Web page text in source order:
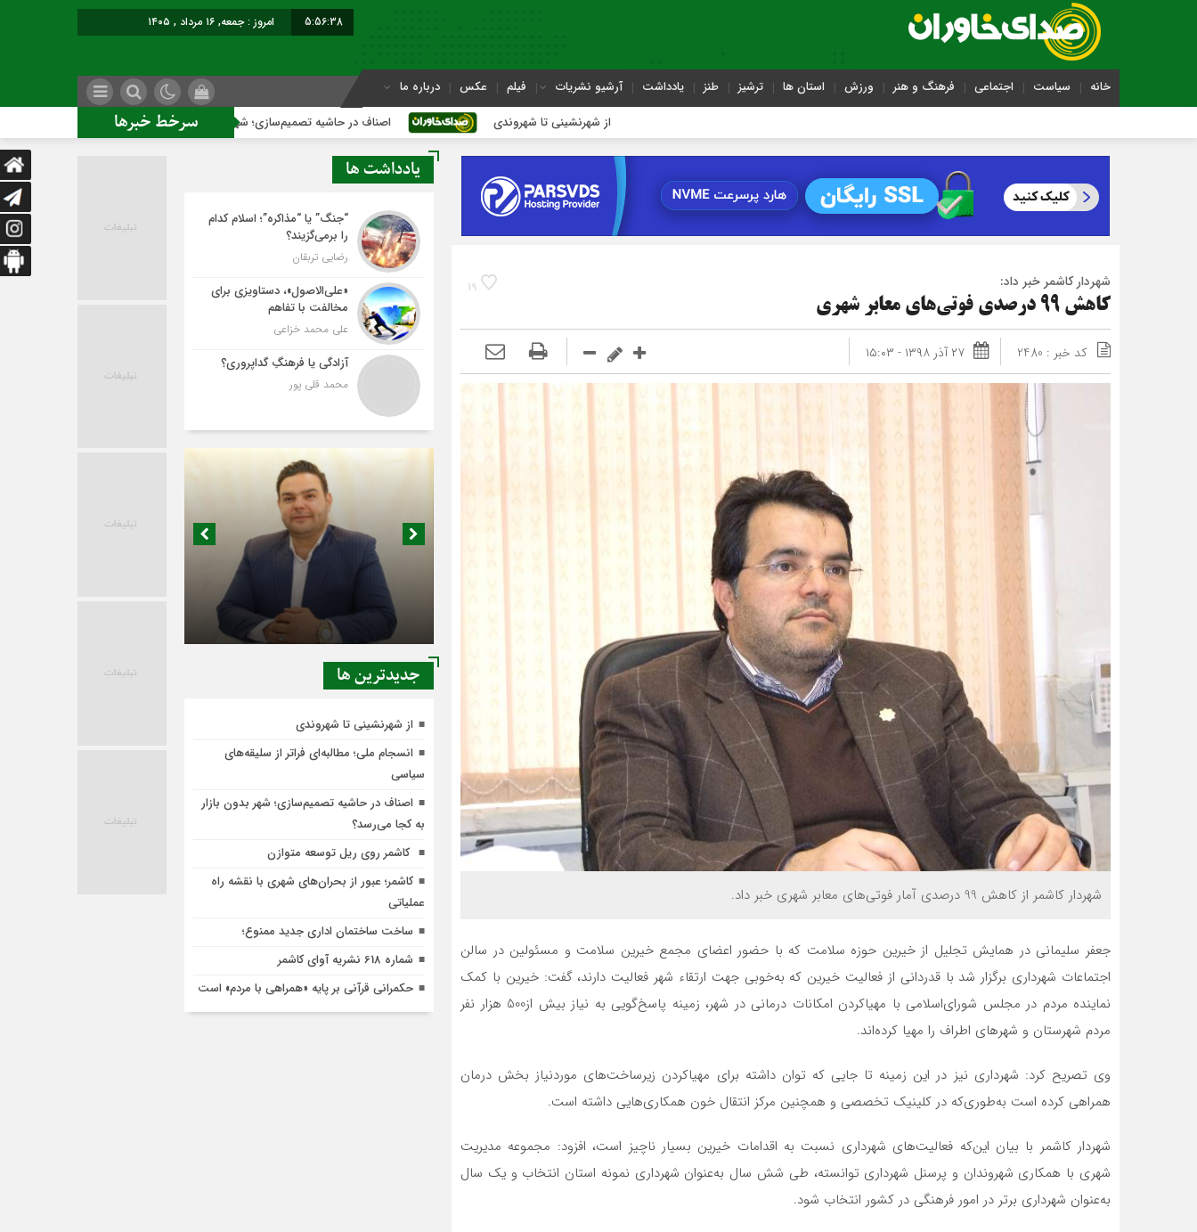
5:56:39 امروز : جمعه, ۱۶ مرداد , ۱۴۰۵
خانه سیاست اجتماعی فرهنگ و هنر ورزش استان ها ترشیز طنز یادداشت آرشیو نشریات فیلم عکس درباره ما
سرخط خبرها از شهرنشینی تا شهروندی اصناف در حاشیه تصمیم‌سازی؛ شهر بدون بازار به کجا می‌رسد؟
19 شهردار کاشمر خبر داد:
کاهش 99 درصدی فوتی‌های معابر شهری
کد خبر : 2480 ۲۷ آذر ۱۳۹۸ - ۱۵:۰۳
شهردار کاشمر از کاهش 99 درصدی آمار فوتی‌های معابر شهری خبر داد.
جعفر سلیمانی در همایش تجلیل از خیرین حوزه سلامت که با حضور اعضای مجمع خیرین سلامت و مسئولین در سالن
اجتماعات شهرداری برگزار شد با قدردانی از فعالیت خیرین که به‌خوبی جهت ارتقاء شهر فعالیت دارند، گفت: خیرین با کمک
نماینده مردم در مجلس شورای‌اسلامی با مهیاکردن امکانات درمانی در شهر، زمینه پاسخ‌گویی به نیاز بیش از500 هزار نفر
مردم شهرستان و شهرهای اطراف را مهیا کرده‌اند.
وی تصریح کرد: شهرداری نیز در این زمینه تا جایی که توان داشته برای مهیاکردن زیرساخت‌های موردنیاز بخش درمان
همراهی کرده است به‌طوری‌که در کلینیک تخصصی و همچنین مرکز انتقال خون همکاری‌هایی داشته است.
شهردار کاشمر با بیان این‌که فعالیت‌های شهرداری نسبت به اقدامات خیرین بسیار ناچیز است، افزود: مجموعه مدیریت
شهری با همکاری شهروندان و پرسنل شهرداری توانسته، طی شش سال به‌عنوان شهرداری نمونه استان انتخاب و یک سال
به‌عنوان شهرداری برتر در امور فرهنگی در کشور انتخاب شود.
یادداشت ها
“جنگ” یا “مذاکره”؛ اسلام کدام
را برمی‌گزیند؟
رضایی تربقان
«علی‌الاصول»، دستاویزی برای
مخالفت با تفاهم
علی محمد خزاعی
آزادگی یا فرهنگِ گداپروری؟
محمد قلی پور
اصناف در حاشیه تصمیم‌سازی؛ شهر بدون بازار به
کجا می‌رسد؟
جديدترين ها
از شهرنشینی تا شهروندی
انسجام ملی؛ مطالبه‌ای فراتر از سلیقه‌های
سیاسی
اصناف در حاشیه تصمیم‌سازی؛ شهر بدون بازار
به کجا می‌رسد؟
کاشمر روی ریل توسعه متوازن
کاشمر؛ عبور از بحران‌های شهری با نقشه راه
عملیاتی
ساخت ساختمان اداری جدید ممنوع؛
شماره 618 نشریه آوای کاشمر
حکمرانی قرآنی بر پایه «همراهی با مردم» است